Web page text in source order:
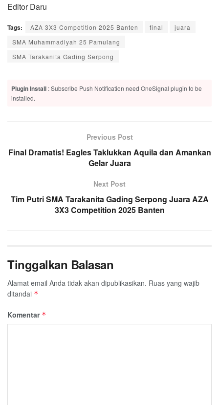
Editor Daru
Tags: AZA 3X3 Competition 2025 Banten final
juara
SMA Muhammadiyah 25 Pamulang
SMA Tarakanita Gading Serpong
Plugin Install : Subscribe Push Notification need OneSignal plugin to be
installed.
Previous Post
Final Dramatis! Eagles Taklukkan Aquila dan Amankan
Gelar Juara
Next Post
Tim Putri SMA Tarakanita Gading Serpong Juara AZA
3X3 Competition 2025 Banten
Tinggalkan Balasan
Alamat email Anda tidak akan dipublikasikan. Ruas yang wajib
ditandai *
Komentar *